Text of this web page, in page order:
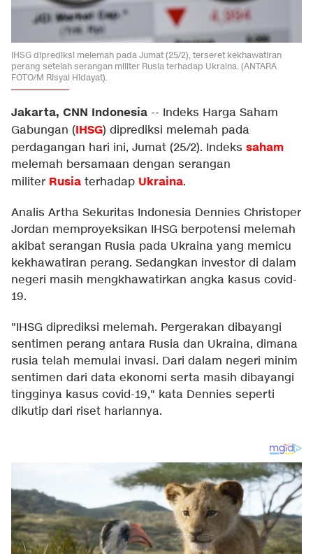
IHSG diprediksi melemah pada Jumat (25/2), terseret kekhawatiran
perang setelah serangan militer Rusia terhadap Ukraina. (ANTARA
FOTO/M Risyal Hidayat).
Jakarta, CNN Indonesia -- Indeks Harga Saham
Gabungan (IHSG) diprediksi melemah pada
perdagangan hari ini, Jumat (25/2). Indeks saham
melemah bersamaan dengan serangan
militer Rusia terhadap Ukraina.
Analis Artha Sekuritas Indonesia Dennies Christoper
Jordan memproyeksikan IHSG berpotensi melemah
akibat serangan Rusia pada Ukraina yang memicu
kekhawatiran perang. Sedangkan investor di dalam
negeri masih mengkhawatirkan angka kasus covid-
19.
"IHSG diprediksi melemah. Pergerakan dibayangi
sentimen perang antara Rusia dan Ukraina, dimana
rusia telah memulai invasi. Dari dalam negeri minim
sentimen dari data ekonomi serta masih dibayangi
tingginya kasus covid-19," kata Dennies seperti
dikutip dari riset hariannya.